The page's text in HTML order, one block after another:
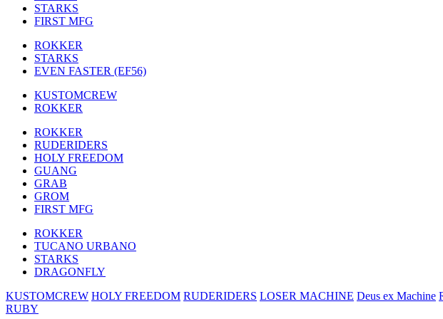
STARKS
FIRST MFG
ROKKER
STARKS
EVEN FASTER (EF56)
KUSTOMCREW
ROKKER
ROKKER
RUDERIDERS
HOLY FREEDOM
GUANG
GRAB
GROM
FIRST MFG
ROKKER
TUCANO URBANO
STARKS
DRAGONFLY
KUSTOMCREW HOLY FREEDOM RUDERIDERS LOSER MACHINE Deus ex Machine
RUBY